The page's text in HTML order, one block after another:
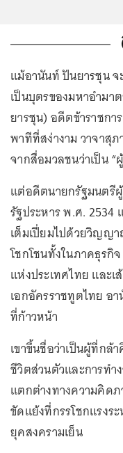
แม้อานันท์ ปันยารชุน จ
เป็นบุตรของมหาอำม
ยารชุน) อดีตข้าราชก
พาทีที่สง่างาม วาจาสุ
จากสื่อมวลชนว่าเป็น
แต่อดีตนายกรัฐมนตรี
รัฐประหาร พ.ศ.
เต็มเปี่ยมไปด้วยวิญญ
โชกโชนทั้งในภาคธุรกิ
แห่งประเทศไทย และเ
เอกอัครราชทูตไทย อ
ที่ก้าวหน้า
เขาขึ้นชื่อว่าเป็นผู้ที่กล้
ชีวิตส่วนตัวและการทำ
แตกต่างทางความคิด
ขัดแย้งที่กรรโชกแรงร
ยุคสงครามเย็น